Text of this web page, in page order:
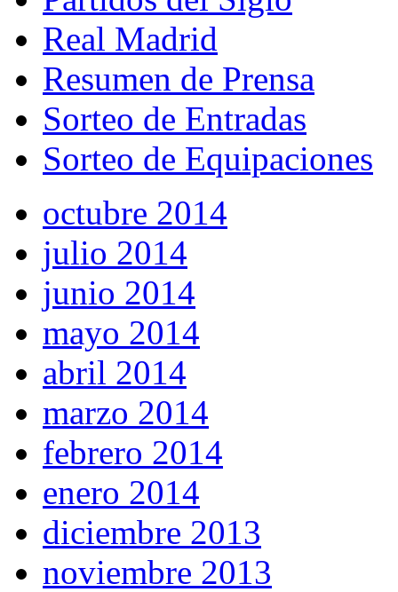
Real Madrid
Resumen de Prensa
Sorteo de Entradas
Sorteo de Equipaciones
octubre 2014
julio 2014
junio 2014
mayo 2014
abril 2014
marzo 2014
febrero 2014
enero 2014
diciembre 2013
noviembre 2013